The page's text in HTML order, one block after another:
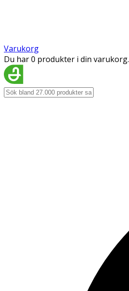
Varukorg
Du har 0 produkter i din varukorg.